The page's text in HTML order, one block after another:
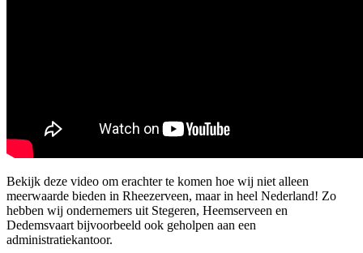
Bekijk deze video om erachter te komen hoe wij niet alleen
meerwaarde bieden in Rheezerveen, maar in heel Nederland! Zo
hebben wij ondernemers uit Stegeren, Heemserveen en
Dedemsvaart bijvoorbeeld ook geholpen aan een
administratiekantoor.